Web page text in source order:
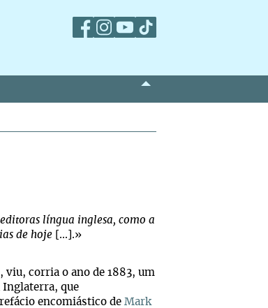
língua inglesa, como a
de hoje [...].»
, viu, corria o ano de 1883, um
Inglaterra, que
encomiástico de Mark